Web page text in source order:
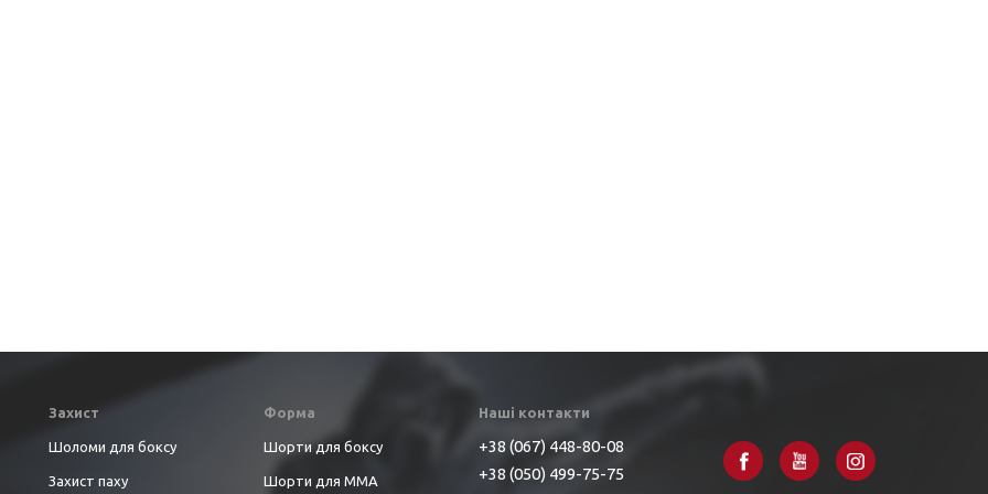
Захист
Шоломи для боксу
Захист паху
Форма
Шорти для боксу
Шорти для ММА
Наші контакти
+38 (067) 448-80-08
+38 (050) 499-75-75